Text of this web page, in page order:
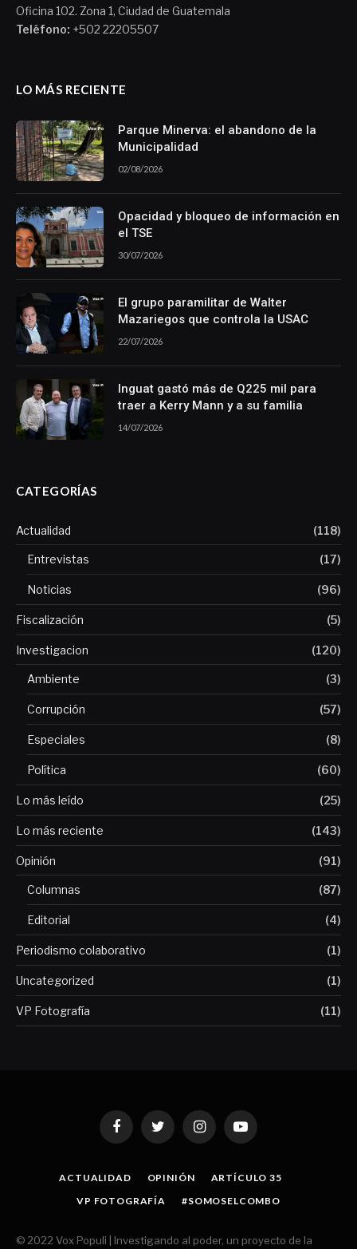
Oficina 102. Zona 1, Ciudad de Guatemala
Teléfono: +502 22205507
LO MÁS RECIENTE
Parque Minerva: el abandono de la
Municipalidad
02/08/2026
Opacidad y bloqueo de información en
el TSE
30/07/2026
El grupo paramilitar de Walter
Mazariegos que controla la USAC
22/07/2026
Inguat gastó más de Q225 mil para
traer a Kerry Mann y a su familia
14/07/2026
CATEGORÍAS
Actualidad (118)
Entrevistas (17)
Noticias (96)
Fiscalización (5)
Investigacion (120)
Ambiente (3)
Corrupción (57)
Especiales (8)
Política (60)
Lo más leído (25)
Lo más reciente (143)
Opinión (91)
Columnas (87)
Editorial (4)
Periodismo colaborativo (1)
Uncategorized (1)
VP Fotografía (11)
FacebookTwitter InstagramYouTube
ACTUALIDAD OPINIÓN
ARTÍCULO 35
VP FOTOGRAFÍA
#SOMOSELCOMBO
© 2022 Vox Populi | Investigando al poder, un proyecto de la